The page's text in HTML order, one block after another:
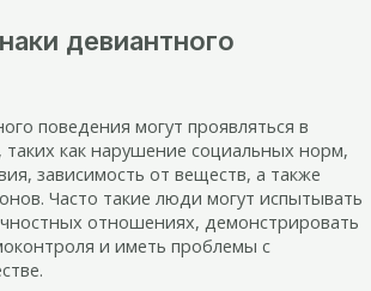
девиантного
поведения могут проявляться в
как нарушение социальных норм,
зависимость от веществ, а также
Часто такие люди могут испытывать
отношениях, демонстрировать
и иметь проблемы с